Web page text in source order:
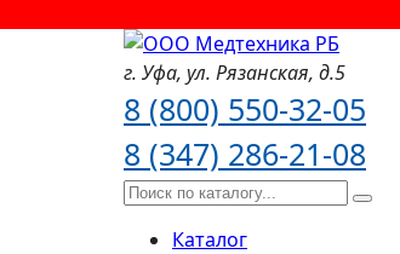
г. Уфа, ул. Рязанская, д.5
8 (800) 550-32-05
8 (347) 286-21-08
Каталог